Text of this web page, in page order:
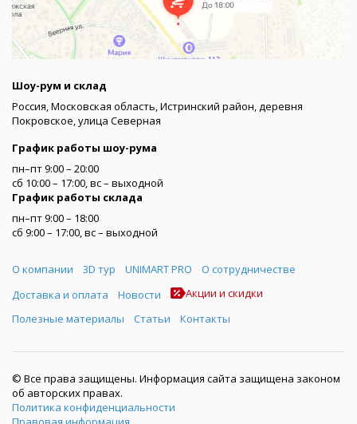
Шоу-рум и склад
Россия, Московская область, Истринский район, деревня
Покровское, улица Северная
График работы шоу-рума
пн–пт 9:00 – 20:00
сб 10:00 – 17:00, вс – выходной
График работы склада
пн–пт 9:00 – 18:00
сб 9:00 – 17:00, вс – выходной
Меню
О компании 3D тур UNIMART PRO
О сотрудничестве
Доставка и оплата
Новости
Акции и скидки
Полезные материалы
Статьи Контакты
© Все права защищены. Информация сайта защищена законом
об авторских правах.
Политика конфиденциальности